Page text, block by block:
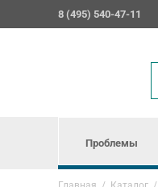
8 (495) 540-47-11
Проблемы